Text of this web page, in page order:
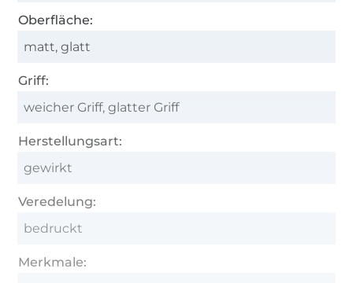
Oberfläche:
matt, glatt
Griff:
weicher Griff, glatter Griff
Herstellungsart:
gewirkt
Veredelung:
bedruckt
Merkmale: